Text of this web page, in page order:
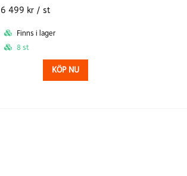
6 499 kr / st
Finns i lager
8 st
KÖP NU